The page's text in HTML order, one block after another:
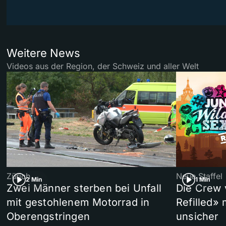
Weitere News
Videos aus der Region, der Schweiz und aller Welt
2 Min
Zürich
Zwei Männer sterben bei Unfall
mit gestohlenem Motorrad in
Oberengstringen
1 Min
Neue Staffel
Die Crew
Refilled»
unsicher